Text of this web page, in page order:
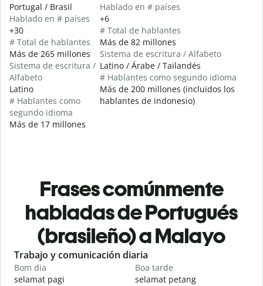
Portugal / Brasil
Hablado en # países
+30
# Total de hablantes
Más de 265 millones
Sistema de escritura /
Alfabeto
Latino
# Hablantes como
segundo idioma
Más de 17 millones
Hablado en # países
+6
# Total de hablantes
Más de 82 millones
Sistema de escritura / Alfabeto
Latino / Árabe / Tailandés
# Hablantes como segundo idioma
Más de 200 millones (incluidos los
hablantes de indonesio)
Frases comúnmente
habladas de Portugués
(brasileño) a Malayo
Slide 1 of 6
Trabajo y comunicación diaria
Bom dia
selamat pagi
Boa tarde
selamat petang